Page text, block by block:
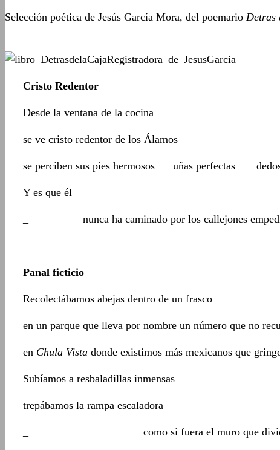
Selección poética de Jesús García Mora, del poemario Detras
Cristo Redentor
Desde la ventana de la cocina
se ve cristo redentor de los Álamos
se perciben sus pies hermosos uñas perfectas
Y es que él
_ nunca ha caminado por los callejones
Panal ficticio
Recolectábamos abejas dentro de un frasco
en un parque que lleva por nombre un número que no
en Chula Vista donde existimos más mexicanos que
Subíamos a resbaladillas inmensas
trepábamos la rampa escaladora
_ como si fuera el muro que divide